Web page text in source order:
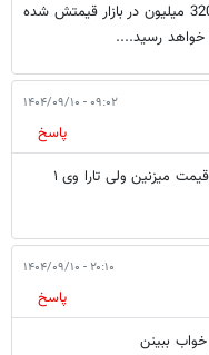
پراید مدل 89 صندوق دار با 400 هزارتا کارکرد 320 میلیون در بازار قیمتش شده
خواهد رسید....
۰۹:۰۲ - ۱۴۰۴/۰۹/۱۰
پاسخ
تارا وی۲ مدتهاست تولید نمیشه شما همچنان قیمت میزنین ولی تارا وی ۱
۲۰:۱۰ - ۱۴۰۴/۰۹/۱۰
پاسخ
ببینن